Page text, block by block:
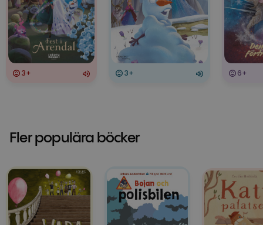
3+ 3+ 6+
Fler populära böcker